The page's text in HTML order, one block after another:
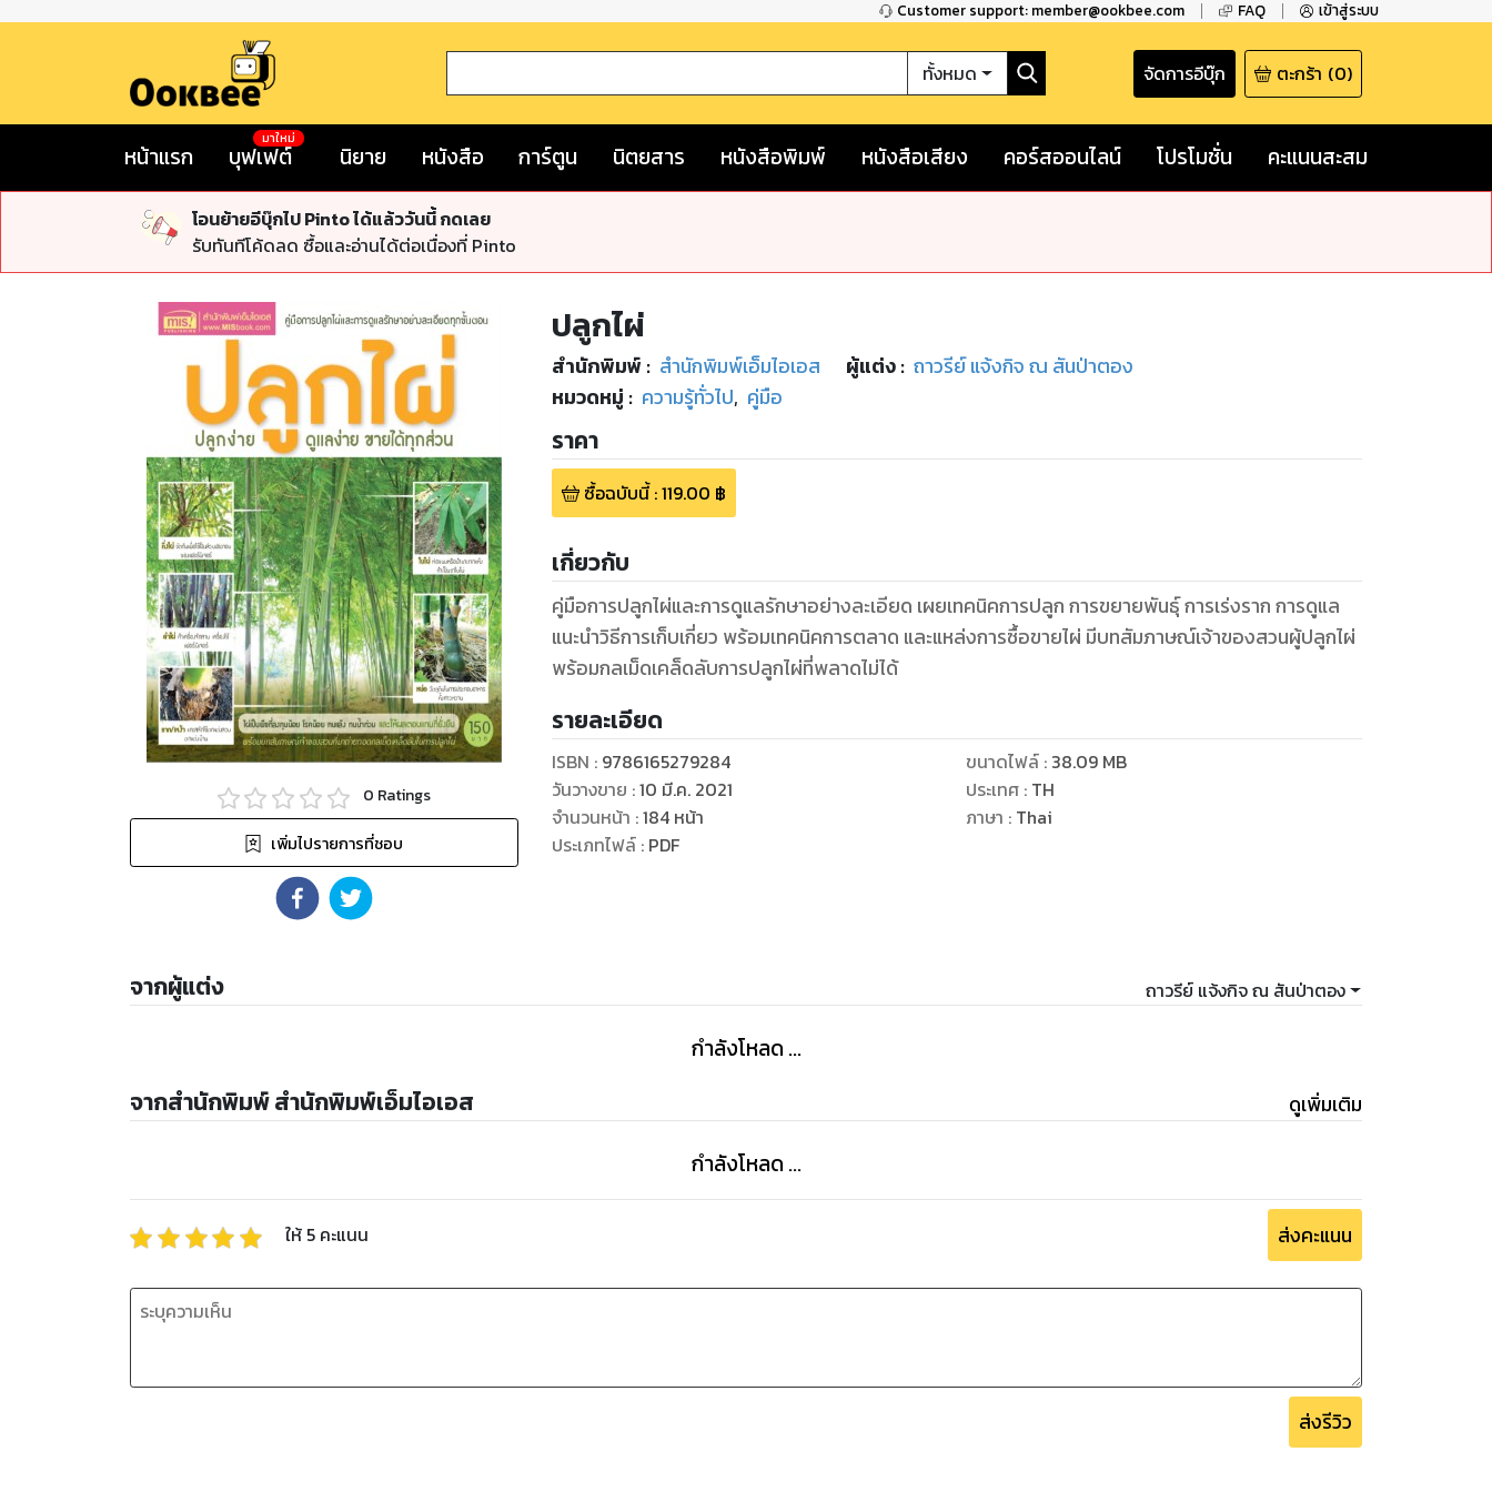
Customer support: member@ookbee.com FAQ เข้าสู่ระบบ
ทั้งหมด จัดการอีบุ๊ก ตะกร้า (0)
หน้าแรก บุฟเฟต์
มาใหม่
นิยาย หนังสือ การ์ตูน นิตยสาร หนังสือพิมพ์ หนังสือเสียง คอร์สออนไลน์ โปรโมชั่น คะแนนสะสม
โอนย้ายอีบุ๊กไป Pinto ได้แล้ววันนี้ กดเลย
รับทันทีโค้ดลด ซื้อและอ่านได้ต่อเนื่องที่ Pinto
0 Ratings
เพิ่มไปรายการที่ชอบ
ปลูกไผ่
สำนักพิมพ์ : สำนักพิมพ์เอ็มไอเอส ผู้แต่ง : ถาวรีย์ แจ้งกิจ ณ สันป่าตอง
หมวดหมู่ : ความรู้ทั่วไป, คู่มือ
ราคา
ซื้อฉบับนี้:119.00 ฿
เกี่ยวกับ
คู่มือการปลูกไผ่และการดูแลรักษาอย่างละเอียด เผยเทคนิคการปลูก การขยายพันธุ์ การเร่งราก การดูแล
แนะนำวิธีการเก็บเกี่ยว พร้อมเทคนิคการตลาด และแหล่งการซื้อขายไผ่ มีบทสัมภาษณ์เจ้าของสวนผู้ปลูกไผ่
พร้อมกลเม็ดเคล็ดลับการปลูกไผ่ที่พลาดไม่ได้
รายละเอียด
ISBN : 9786165279284
วันวางขาย :10 มี.ค. 2021
จำนวนหน้า :184 หน้า
ประเภทไฟล์: PDF
ขนาดไฟล์: 38.09 MB
ประเทศ : TH
ภาษา : Thai
จากผู้แต่ง ถาวรีย์ แจ้งกิจ ณ สันป่าตอง
กำลังโหลด ...
จากสำนักพิมพ์ สำนักพิมพ์เอ็มไอเอส ดูเพิ่มเติม
กำลังโหลด ...
ให้ 5 คะแนน ส่งคะแนน
ส่งรีวิว